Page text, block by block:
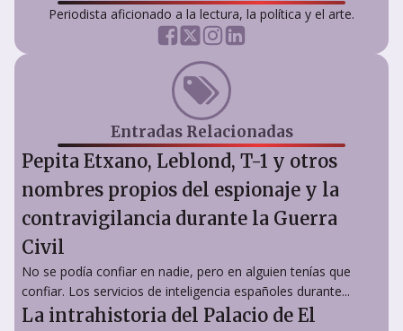
Periodista aficionado a la lectura, la política y el arte.
Entradas Relacionadas
Pepita Etxano, Leblond, T-1 y otros
nombres propios del espionaje y la
contravigilancia durante la Guerra
Civil
No se podía confiar en nadie, pero en alguien tenías que
confiar. Los servicios de inteligencia españoles durante...
La intrahistoria del Palacio de El